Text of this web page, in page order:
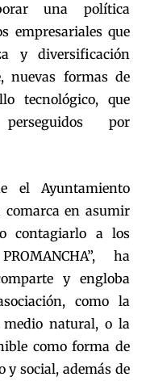
una política
empresariales que
y diversificación
nuevas formas de
tecnológico, que
por
el Ayuntamiento
comarca en asumir
contagiarlo a los
ha
y engloba
como la
medio natural, o la
como forma de
y social, además de